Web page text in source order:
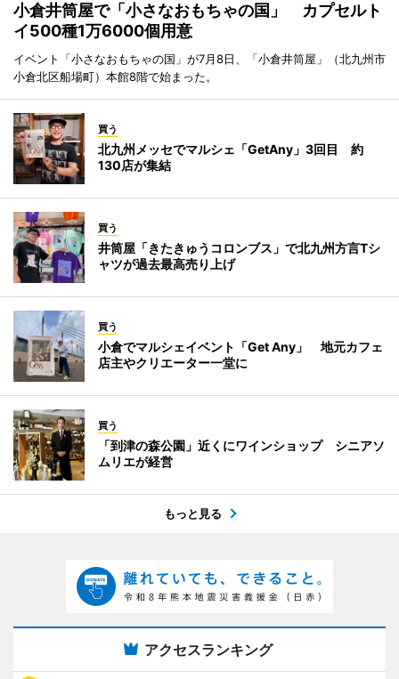
小倉井筒屋で「小さなおもちゃの国」 カプセルト
イ500種1万6000個用意
イベント「小さなおもちゃの国」が7月8日、「小倉井筒屋」（北九州市
小倉北区船場町）本館8階で始まった。
買う
北九州メッセでマルシェ「GetAny」3回目 約
130店が集結
買う
井筒屋「きたきゅうコロンブス」で北九州方言Tシ
ャツが過去最高売り上げ
買う
小倉でマルシェイベント「Get Any」 地元カフェ
店主やクリエーター一堂に
買う
「到津の森公園」近くにワインショップ シニアソ
ムリエが経営
もっと見る
アクセスランキング